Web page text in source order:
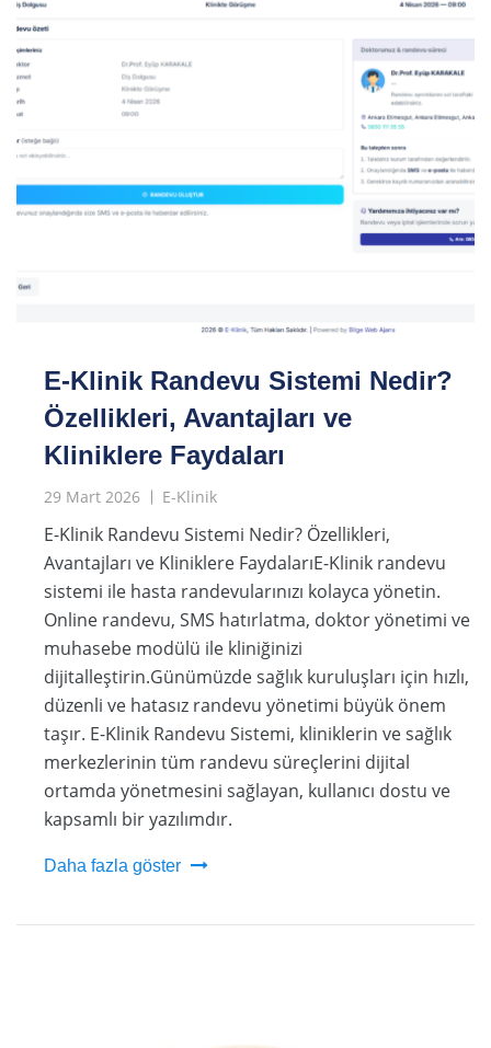
E-Klinik Randevu Sistemi Nedir?
Özellikleri, Avantajları ve
Kliniklere Faydaları
29 Mart 2026 E-Klinik
E-Klinik Randevu Sistemi Nedir? Özellikleri,
Avantajları ve Kliniklere FaydalarıE-Klinik randevu
sistemi ile hasta randevularınızı kolayca yönetin.
Online randevu, SMS hatırlatma, doktor yönetimi ve
muhasebe modülü ile kliniğinizi
dijitalleştirin.Günümüzde sağlık kuruluşları için hızlı,
düzenli ve hatasız randevu yönetimi büyük önem
taşır. E-Klinik Randevu Sistemi, kliniklerin ve sağlık
merkezlerinin tüm randevu süreçlerini dijital
ortamda yönetmesini sağlayan, kullanıcı dostu ve
kapsamlı bir yazılımdır.
Daha fazla göster